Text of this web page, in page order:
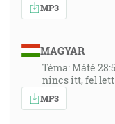
MP3
MAGYAR
Téma: Máté
nincs itt, fel lett
MP3